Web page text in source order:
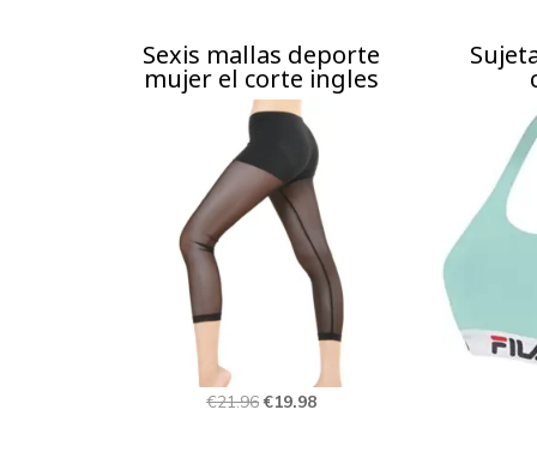
desde
€22.58
Sexis mallas deporte
mujer el corte ingles
€21.96El
€19.98El